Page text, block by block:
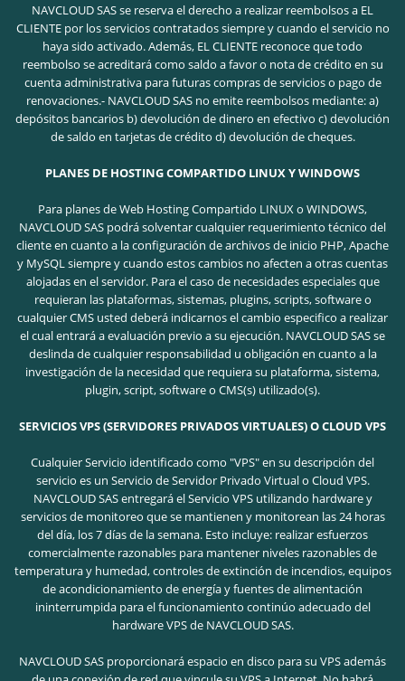
NAVCLOUD SAS se reserva el derecho a realizar reembolsos a EL
CLIENTE por los servicios contratados siempre y cuando el servicio no
haya sido activado. Además, EL CLIENTE reconoce que todo
reembolso se acreditará como saldo a favor o nota de crédito en su
cuenta administrativa para futuras compras de servicios o pago de
renovaciones.- NAVCLOUD SAS no emite reembolsos mediante: a)
depósitos bancarios b) devolución de dinero en efectivo c) devolución
de saldo en tarjetas de crédito d) devolución de cheques.
PLANES DE HOSTING COMPARTIDO LINUX Y WINDOWS
Para planes de Web Hosting Compartido LINUX o WINDOWS,
NAVCLOUD SAS podrá solventar cualquier requerimiento técnico del
cliente en cuanto a la configuración de archivos de inicio PHP, Apache
y MySQL siempre y cuando estos cambios no afecten a otras cuentas
alojadas en el servidor. Para el caso de necesidades especiales que
requieran las plataformas, sistemas, plugins, scripts, software o
cualquier CMS usted deberá indicarnos el cambio especifico a realizar
el cual entrará a evaluación previo a su ejecución. NAVCLOUD SAS se
deslinda de cualquier responsabilidad u obligación en cuanto a la
investigación de la necesidad que requiera su plataforma, sistema,
plugin, script, software o CMS(s) utilizado(s).
SERVICIOS VPS (SERVIDORES PRIVADOS VIRTUALES) O CLOUD VPS
Cualquier Servicio identificado como "VPS" en su descripción del
servicio es un Servicio de Servidor Privado Virtual o Cloud VPS.
NAVCLOUD SAS entregará el Servicio VPS utilizando hardware y
servicios de monitoreo que se mantienen y monitorean las 24 horas
del día, los 7 días de la semana. Esto incluye: realizar esfuerzos
comercialmente razonables para mantener niveles razonables de
temperatura y humedad, controles de extinción de incendios, equipos
de acondicionamiento de energía y fuentes de alimentación
ininterrumpida para el funcionamiento continúo adecuado del
hardware VPS de NAVCLOUD SAS.
NAVCLOUD SAS proporcionará espacio en disco para su VPS además